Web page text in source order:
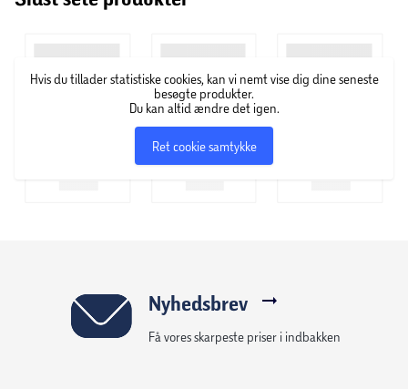
kosmetikprodukter med fokus på innovation, kvalitet og
ekspertise. Den dag i dag har brandet en lang række af
produkter, og er især kendt for ikoniske mærker som Eight
Hvis du tillader statistiske cookies, kan vi nemt vise dig dine seneste
besøgte produkter.
Du kan altid ændre det igen.
Ret cookie samtykke
Nyhedsbrev
Få vores skarpeste priser i indbakken